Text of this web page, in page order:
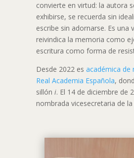
convierte en virtud: la autora
exhibirse, se recuerda sin
escribe sin adornarse. Es una
reivindica la memoria como
escritura como forma de
Desde 2022 es académica de
Real Academia Española,
sillón i. El 14 de diciembre de
nombrada vicesecretaria de